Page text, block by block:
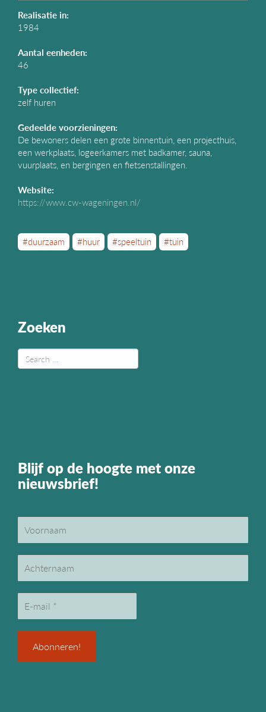
Realisatie in:
1984
Aantal eenheden:
46
Type collectief:
zelf huren
Gedeelde voorzieningen:
De bewoners delen een grote binnentuin, een projecthuis,
een werkplaats, logeerkamers met badkamer, sauna,
vuurplaats, en bergingen en fietsenstallingen.
Website:
https://www.cw-wageningen.nl/
#duurzaam #huur #speeltuin #tuin
Zoeken
Blijf op de hoogte met onze
nieuwsbrief!